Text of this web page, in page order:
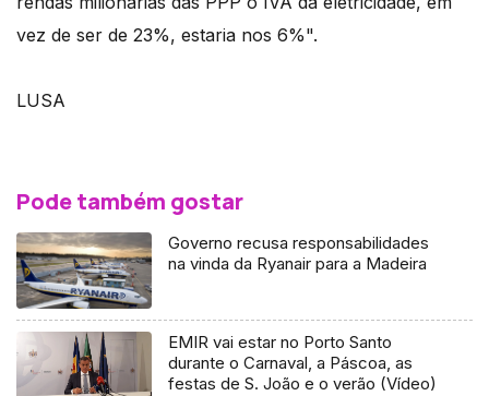
vez de ser de 23%, estaria nos 6%".
LUSA
Pode também gostar
Governo recusa responsabilidades
na vinda da Ryanair para a Madeira
EMIR vai estar no Porto Santo
durante o Carnaval, a Páscoa, as
festas de S. João e o verão (Vídeo)